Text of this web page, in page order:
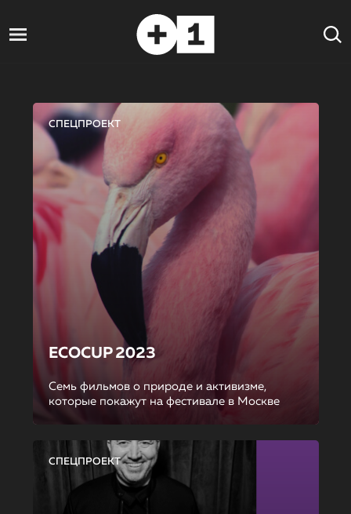
СПЕЦПРОЕКТ
ECOCUP 2023
Семь фильмов о природе и активизме,
которые покажут на фестивале в Москве
СПЕЦПРОЕКТ